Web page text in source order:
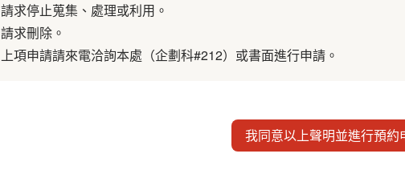
請求停止蒐集、處理或利用。
請求刪除。
上項申請請來電洽詢本處（企劃科#212）或書面進行申請。
我同意以上聲明並進行預約